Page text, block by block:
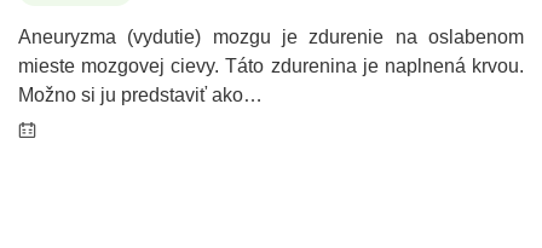
Aneuryzma (vydutie) mozgu je zdurenie na oslabenom
mieste mozgovej cievy. Táto zdurenina je naplnená krvou.
Možno si ju predstaviť ako…